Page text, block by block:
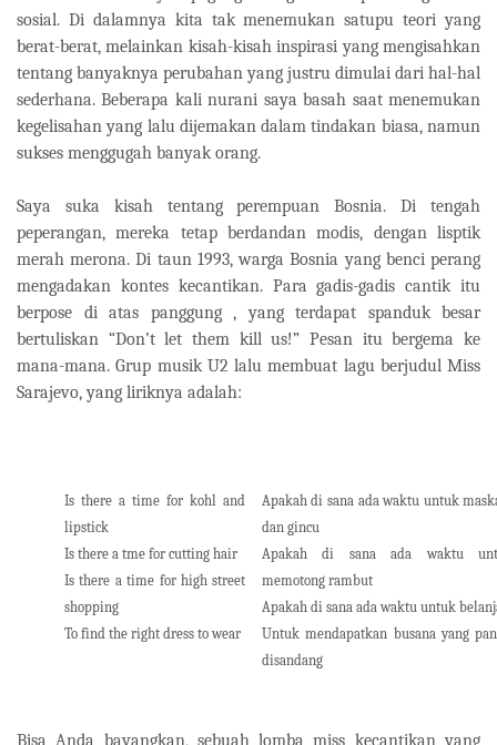
sosial. Di dalamnya kita tak menemukan satupu teori yang
berat-berat, melainkan kisah-kisah inspirasi yang mengisahkan
tentang banyaknya perubahan yang justru dimulai dari hal-hal
sederhana. Beberapa kali nurani saya basah saat menemukan
kegelisahan yang lalu dijemakan dalam tindakan biasa, namun
sukses menggugah banyak orang.
Saya suka kisah tentang perempuan Bosnia. Di tengah
peperangan, mereka tetap berdandan modis, dengan lisptik
merah merona. Di taun 1993, warga Bosnia yang benci perang
mengadakan kontes kecantikan. Para gadis-gadis cantik itu
berpose di atas panggung , yang terdapat spanduk besar
bertuliskan “Don’t let them kill us!” Pesan itu bergema ke
mana-mana. Grup musik U2 lalu membuat lagu berjudul Miss
Sarajevo, yang liriknya adalah:
Is there a time for kohl and
lipstick
Is there a tme for cutting hair
Is there a time for high street
shopping
To find the right dress to wear
Apakah di sana ada waktu untuk
dan gincu
Apakah di sana ada waktu
memotong rambut
Apakah di sana ada waktu untuk
Untuk mendapatkan busana yang
disandang
Bisa Anda bayangkan, sebuah lomba miss kecantikan yang